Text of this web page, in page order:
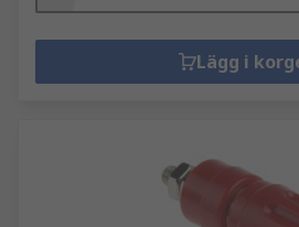
Lägg i